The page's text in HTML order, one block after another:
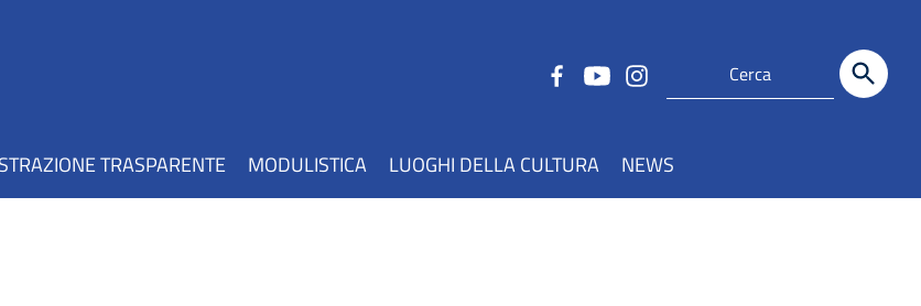
TRASPARENTE MODULISTICA LUOGHI DELLA CULTURA NEWS